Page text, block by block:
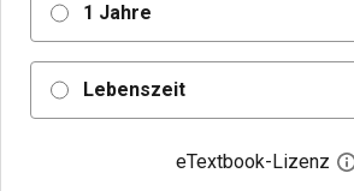
1 Jahre
Lebenszeit
eTextbook-Lizenz